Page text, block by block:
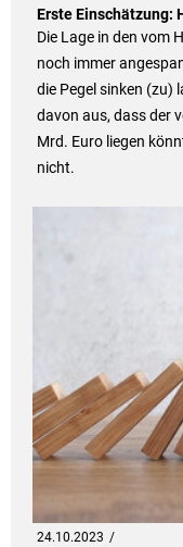
Erste Einschätzung:
Die Lage in den vom
noch immer
die Pegel sinken (zu)
davon aus, dass der
Mrd. Euro liegen
nicht.
24.10.2023